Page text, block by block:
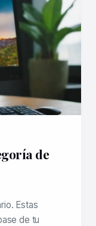
de
Estas
de tu